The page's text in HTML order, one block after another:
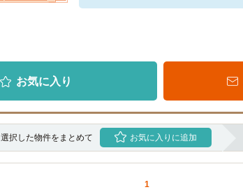
お気に入り
選択した物件をまとめて お気に入りに追加
1